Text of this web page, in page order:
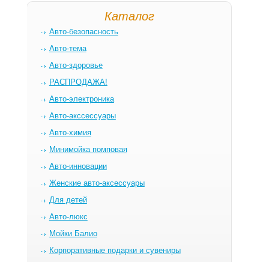
Каталог
Авто-безопасность
Авто-тема
Авто-здоровье
РАСПРОДАЖА!
Авто-электроника
Авто-акссессуары
Авто-химия
Минимойка помповая
Авто-инновации
Женские авто-аксессуары
Для детей
Авто-люкс
Мойки Балио
Корпоративные подарки и сувениры